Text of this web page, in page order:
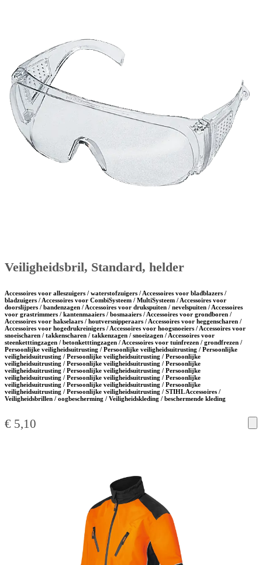
Veiligheidsbril, Standard, helder
Accessoires voor alleszuigers / waterstofzuigers / Accessoires voor bladblazers /
bladzuigers / Accessoires voor CombiSysteem / MultiSysteem / Accessoires voor
doorslijpers / bandenzagen / Accessoires voor drukspuiten / nevelspuiten / Accessoires
voor grastrimmers / kantenmaaiers / bosmaaiers / Accessoires voor grondboren /
Accessoires voor hakselaars / houtversnipperaars / Accessoires voor heggenscharen /
Accessoires voor hogedrukreinigers / Accessoires voor hoogsnoeiers / Accessoires voor
snoeischaren / takkenscharen / takkenzagen / snoeizagen / Accessoires voor
steenketttingzagen / betonketttingzagen / Accessoires voor tuinfrezen / grondfrezen /
Persoonlijke veiligheidsuitrusting / Persoonlijke veiligheidsuitrusting / Persoonlijke
veiligheidsuitrusting / Persoonlijke veiligheidsuitrusting / Persoonlijke
veiligheidsuitrusting / Persoonlijke veiligheidsuitrusting / Persoonlijke
veiligheidsuitrusting / Persoonlijke veiligheidsuitrusting / Persoonlijke
veiligheidsuitrusting / Persoonlijke veiligheidsuitrusting / Persoonlijke
veiligheidsuitrusting / Persoonlijke veiligheidsuitrusting / Persoonlijke
veiligheidsuitrusting / Persoonlijke veiligheidsuitrusting / STIHL Accessoires /
Veiligheidsbrillen / oogbescherming / Veiligheidskleding / beschermende kleding
€ 5,10